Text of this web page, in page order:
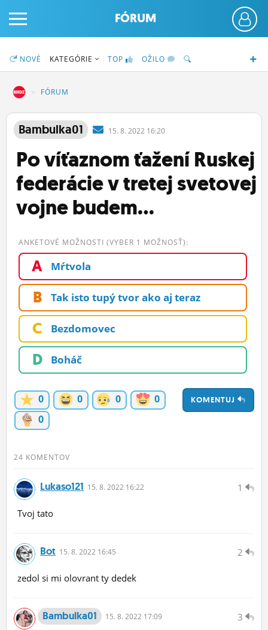
PRIHLÁS SA
ČINŽIAK
FÓRUM
STATUSY
OBRÁZKY
ĽUDIA
MÔJ PROFIL
NASTAVENIA
ROLETA
FÓRUM
NOVÉ KATEGÓRIE TOP OŽILO
FÓRUM
Bambulka01 15. 8. 2022 16:20
Po víťaznom ťažení Ruskej
federácie v tretej svetovej
vojne budem...
ANKETOVÉ MOŽNOSTI (VYBER 1 MOŽNOSŤ):
A Mŕtvola
B Tak isto tupý tvor ako aj teraz
C Bezdomovec
D Boháč
KOMENTUJ
0 0 0
0
0
24 KOMENTOV
1
Lukaso121 15. 8. 2022 16:22
Tvoj tato
2
Bot 15. 8. 2022 16:45
zedol si mi olovrant ty dedek
3
Bambulka01 15. 8. 2022 17:09